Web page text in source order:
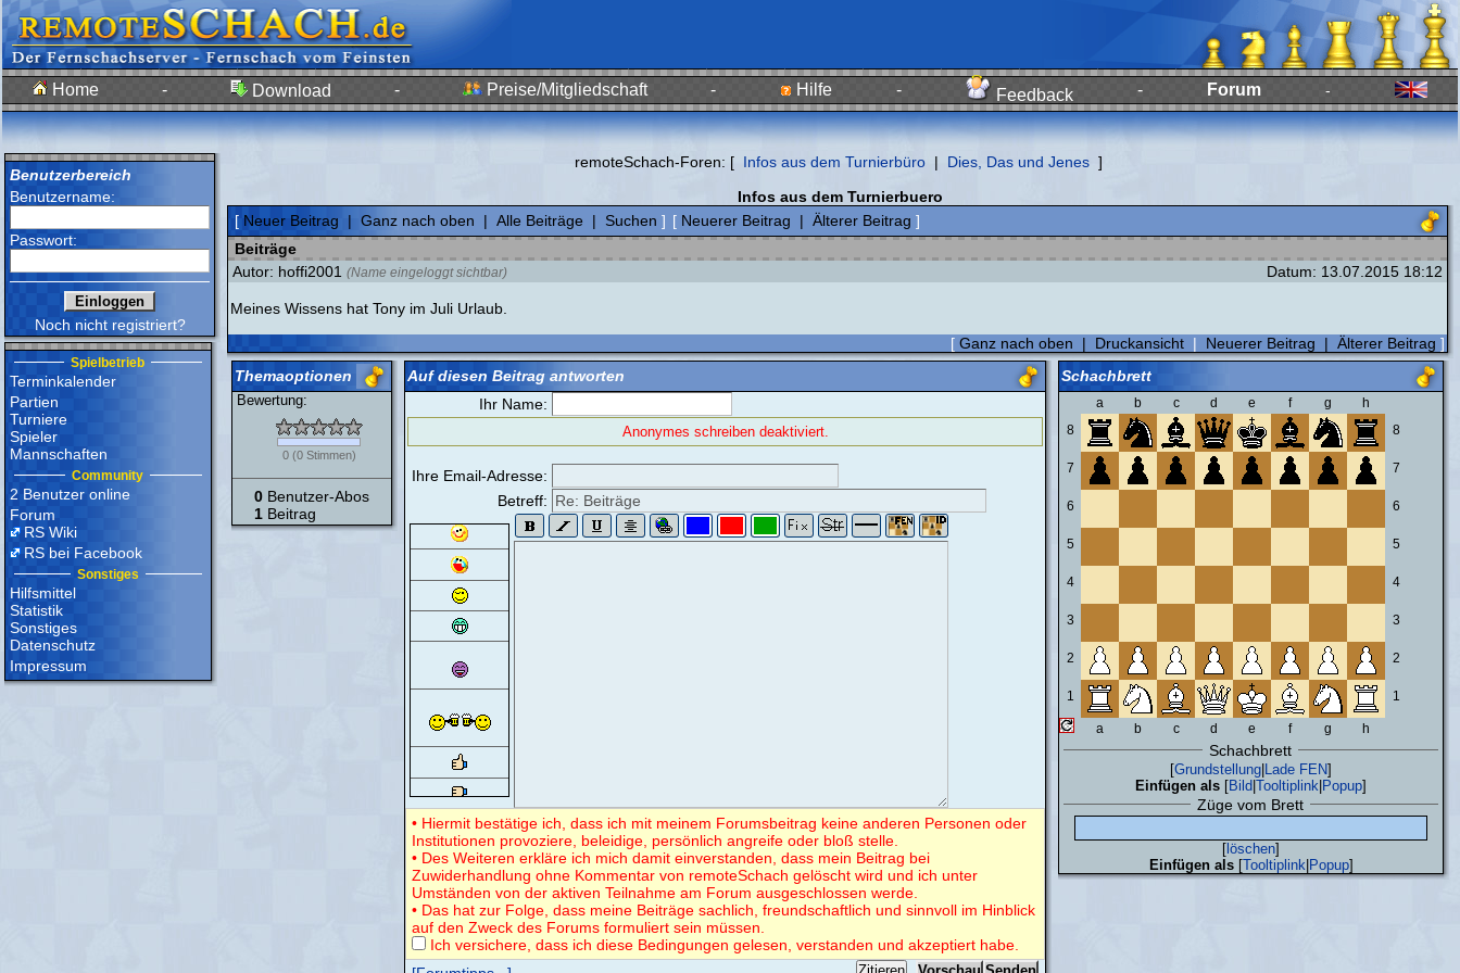
Home - Download - Preise/Mitgliedschaft - Hilfe - Feedback - Forum -
Benutzerbereich
Benutzername:
Passwort:
Noch nicht registriert?
Spielbetrieb
Terminkalender
Partien
Turniere
Spieler
Mannschaften
Community
2 Benutzer online
Forum
RS Wiki
RS bei Facebook
Sonstiges
Hilfsmittel
Statistik
Sonstiges
Datenschutz
Impressum
remoteSchach-Foren: [ Infos aus dem Turnierbüro | Dies, Das und Jenes ]
Infos aus dem Turnierbuero
[ Neuer Beitrag | Ganz nach oben | Alle Beiträge | Suchen ] [ Neuerer Beitrag | Älterer Beitrag ]
Beiträge
Autor: hoffi2001 (Name eingeloggt sichtbar) Datum: 13.07.2015 18:12
Meines Wissens hat Tony im Juli Urlaub.
[ Ganz nach oben | Druckansicht | Neuerer Beitrag | Älterer Beitrag ]
Themaoptionen
Bewertung:
0 (0 Stimmen)
0 Benutzer-Abos
1 Beitrag
Auf diesen Beitrag antworten
Ihr Name:
Anonymes schreiben deaktiviert.
Ihre Email-Adresse:
Betreff:
• Hiermit bestätige ich, dass ich mit meinem Forumsbeitrag keine anderen Personen oder
Institutionen provoziere, beleidige, persönlich angreife oder bloß stelle.
• Des Weiteren erkläre ich mich damit einverstanden, dass mein Beitrag bei
Zuwiderhandlung ohne Kommentar von remoteSchach gelöscht wird und ich unter
Umständen von der aktiven Teilnahme am Forum ausgeschlossen werde.
• Das hat zur Folge, dass meine Beiträge sachlich, freundschaftlich und sinnvoll im Hinblick
auf den Zweck des Forums formuliert sein müssen.
Ich versichere, dass ich diese Bedingungen gelesen, verstanden und akzeptiert habe.
Schachbrett
a b c d e f g
h
8
8
7 7
6 6
5 5
4 4
3 3
2 2
1 1
a b c d e f g h
Schachbrett
[Grundstellung Lade FEN]
Einfügen als [Bild Tooltiplink Popup]
Züge vom Brett
[ löschen]
Einfügen als[Tooltiplink| Popup]